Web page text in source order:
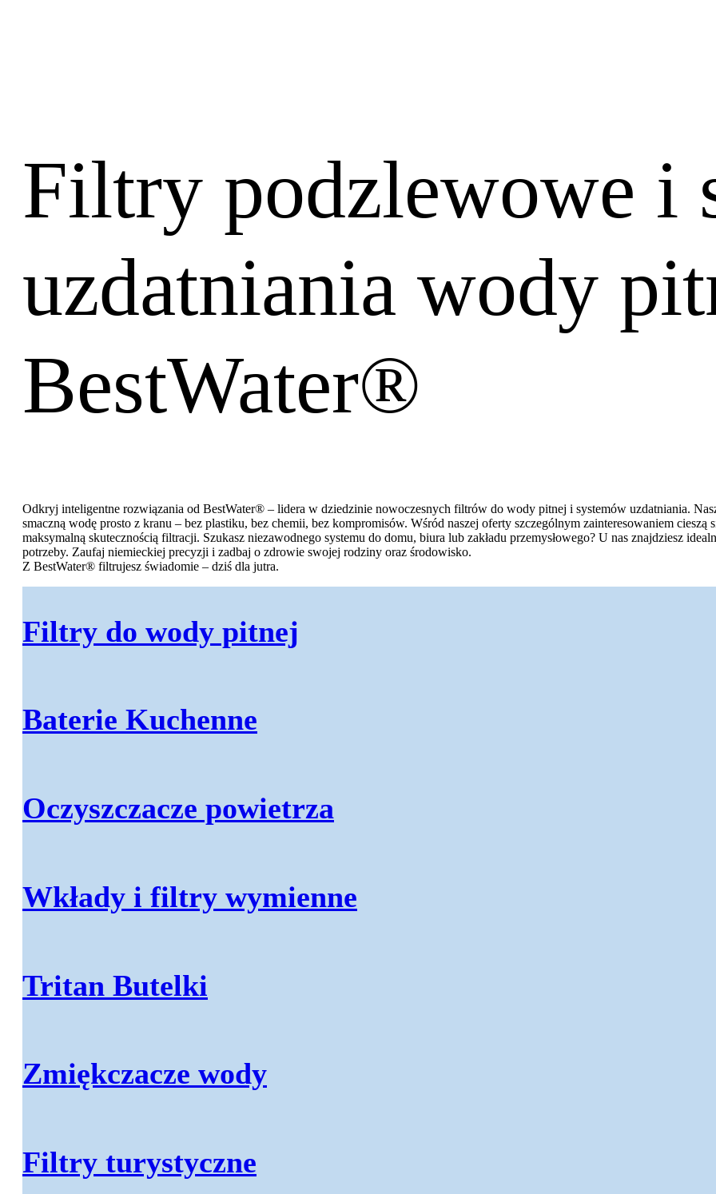
Akcesoria do wody
Akcesoria kuchenne
Narzedzia do wody
Elementy montazowe
Filtry podzlewowe i
uzdatniania wody
BestWater®
Odkryj inteligentne rozwiązania od BestWater® – lidera w dziedzinie nowoczesnych filtrów do wody pitnej i systemów uzdatniania.
smaczną wodę prosto z kranu – bez plastiku, bez chemii, bez kompromisów. Wśród naszej oferty szczególnym zainteresowaniem
maksymalną skutecznością filtracji. Szukasz niezawodnego systemu do domu, biura lub zakładu przemysłowego? U nas znajdziesz
potrzeby. Zaufaj niemieckiej precyzji i zadbaj o zdrowie swojej rodziny oraz środowisko.
Z BestWater® filtrujesz świadomie – dziś dla jutra.
Filtry do wody pitnej
Baterie Kuchenne
Oczyszczacze powietrza
Wkłady i filtry wymienne
Tritan Butelki
Zmiękczacze wody
Filtry turystyczne